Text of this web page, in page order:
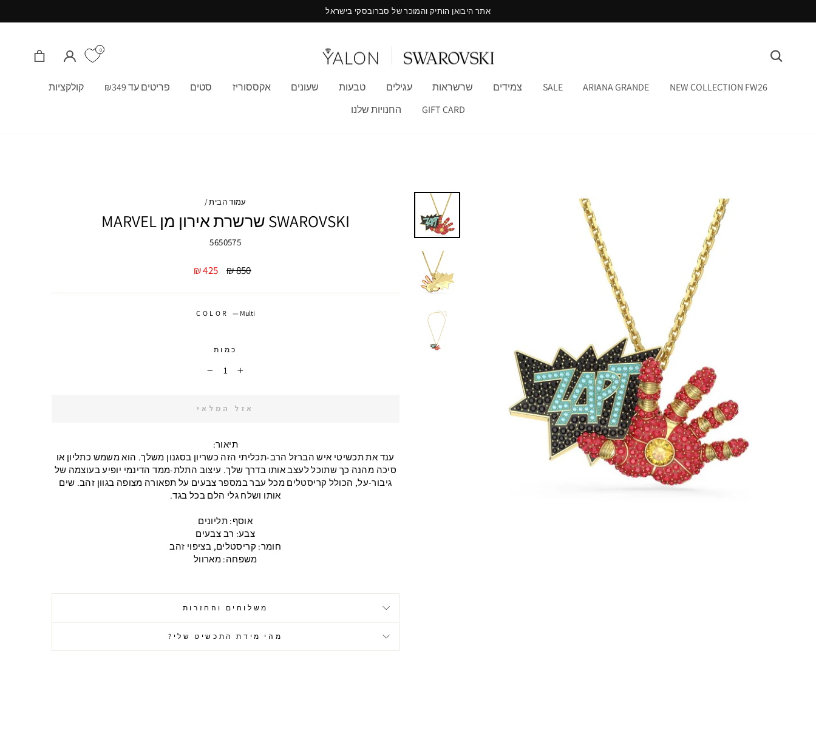
משלוח מהיר חינם בקנייה מעל 199 ש"ח
חיפוש 0 התחבר/י
NEW COLLECTION FW26
ARIANA GRANDE
SALE צמידים שרשראות עגילים טבעות שעונים אקססוריז סטים פריטים עד ₪349
קולקציות
GIFT CARD
החנויות שלנו
עמוד הבית/
SWAROVSKI שרשרת אירון מן MARVEL
5650575
מחיר
850 ₪
מחיר
425 ₪
COLOR — Multi
כמות
+
אזל המלאי
תיאור:
ענד את תכשיטי איש הברזל הרב-תכליתי הזה כשריון בסגנון משלך. הוא משמש כתליון או
סיכה מהנה כך שתוכל לעצב אותו בדרך שלך. עיצוב התלת-ממד הדינמי יופיע בעוצמה של
גיבור-על, הכולל קריסטלים מכל עבר במספר צבעים על תפאורה מצופה בגוון זהב. שים
אותו ושלח גלי הלם בכל בגד.
אוסף: תליונים
צבע: רב צבעים
חומר: קריסטלים, בציפוי זהב
משפחה: מארוול
משלוחים והחזרות
מהי מידת התכשיט שלי?